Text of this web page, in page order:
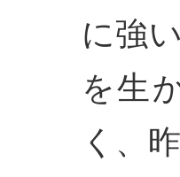
に強
を生
く、